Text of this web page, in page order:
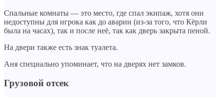
Спальные комнаты — это место, где спал экипаж, хотя они
недоступны для игрока как до аварии (из-за того, что Кёрли
была на часах), так и после неё, так как дверь закрыта пеной.
На двери также есть знак туалета.
Аня специально упоминает, что на дверях нет замков.
Грузовой отсек